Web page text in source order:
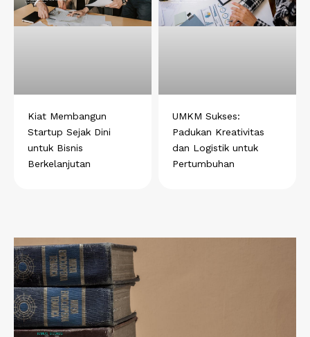
Kiat Membangun
Startup Sejak Dini
untuk Bisnis
Berkelanjutan
UMKM Sukses:
Padukan Kreativitas
dan Logistik untuk
Pertumbuhan